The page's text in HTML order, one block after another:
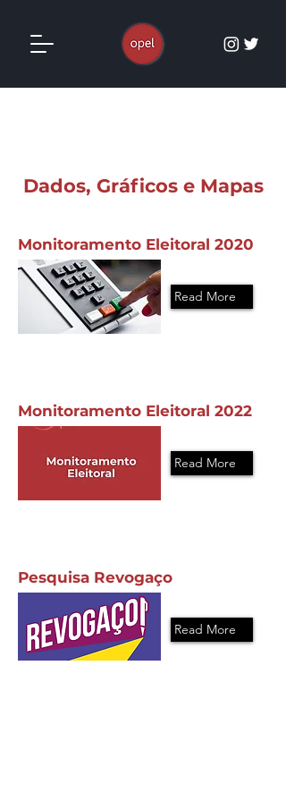
Dados, Gráficos e Mapas
Monitoramento Eleitoral 2020
Read More
Monitoramento Eleitoral 2022
Read More
Pesquisa Revogaço
Read More